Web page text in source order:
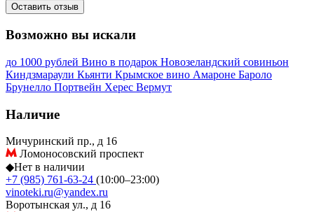
Оставить отзыв
Возможно вы искали
до 1000 рублей Вино в подарок Новозеландский совиньон
Киндзмараули Кьянти Крымское вино Амароне Бароло
Брунелло Портвейн Херес Вермут
Наличие
Мичуринский пр., д 16
Ломоносовский проспект
◆Нет в наличии
+7 (985) 761-63-24 (10:00–23:00)
vinoteki.ru@yandex.ru
Воротынская ул., д 16